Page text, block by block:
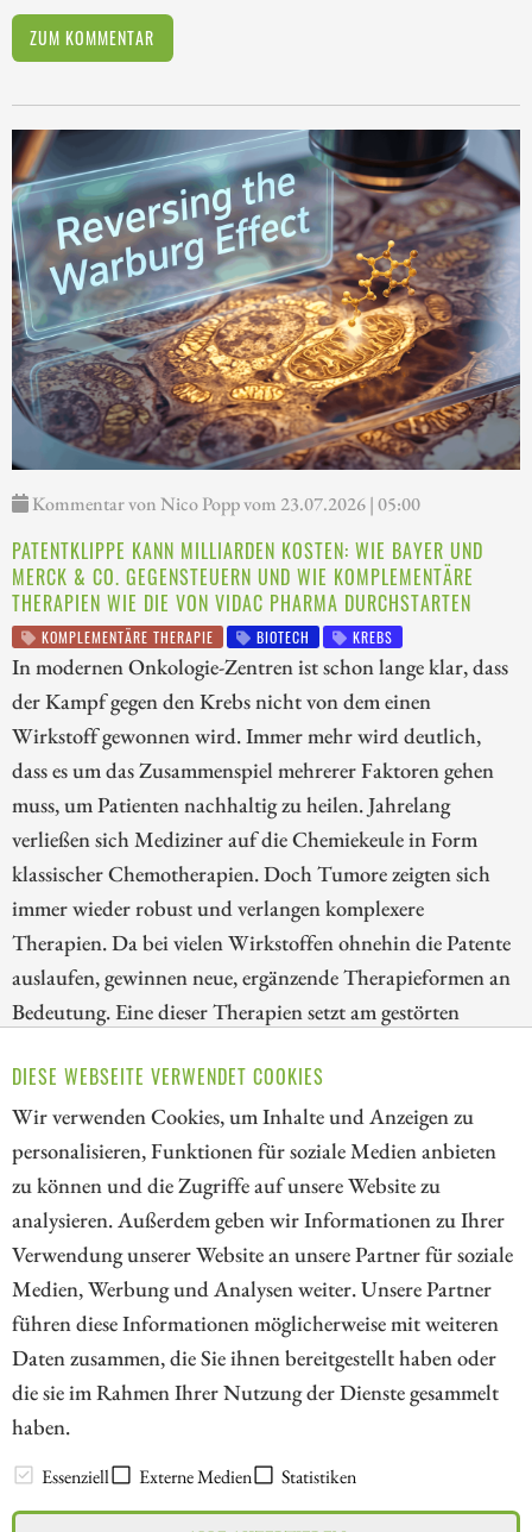
DIESE WEBSEITE VERWENDET COOKIES
Wir verwenden Cookies, um Inhalte und Anzeigen zu
personalisieren, Funktionen für soziale Medien anbieten
zu können und die Zugriffe auf unsere Website zu
analysieren. Außerdem geben wir Informationen zu Ihrer
Verwendung unserer Website an unsere Partner für soziale
Medien, Werbung und Analysen weiter. Unsere Partner
führen diese Informationen möglicherweise mit weiteren
Daten zusammen, die Sie ihnen bereitgestellt haben oder
die sie im Rahmen Ihrer Nutzung der Dienste gesammelt
haben.
Essenziell Externe Medien Statistiken
ZUM KOMMENTAR
Kommentar von Nico Popp vom 23.07.2026 | 05:00
PATENTKLIPPE KANN MILLIARDEN KOSTEN: WIE BAYER UND
MERCK & CO. GEGENSTEUERN UND WIE KOMPLEMENTÄRE
THERAPIEN WIE DIE VON VIDAC PHARMA DURCHSTARTEN
KOMPLEMENTÄRE THERAPIE BIOTECH KREBS
In modernen Onkologie-Zentren ist schon lange klar, dass
der Kampf gegen den Krebs nicht von dem einen
Wirkstoff gewonnen wird. Immer mehr wird deutlich,
dass es um das Zusammenspiel mehrerer Faktoren gehen
muss, um Patienten nachhaltig zu heilen. Jahrelang
verließen sich Mediziner auf die Chemiekeule in Form
klassischer Chemotherapien. Doch Tumore zeigten sich
immer wieder robust und verlangen komplexere
Therapien. Da bei vielen Wirkstoffen ohnehin die Patente
auslaufen, gewinnen neue, ergänzende Therapieformen an
Bedeutung. Eine dieser Therapien setzt am gestörten
Fortschritt. Wir beleuchten den Markt und stellen ein
spannendes Biotech vor, das nur wenige Experten kennen.
ZUM KOMMENTAR
// kapitalerhoehungen.de - © 2026 - Die Informationsplattform für
Investoren und Unternehmen rund um Kapitalerhöhung, Kapitalmarkt
und Unternehmensfinanzierung
LEXIKON